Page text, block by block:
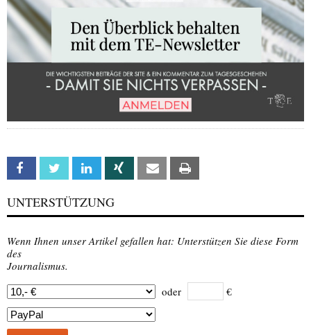
Facebook Twitter Linkedin Xing Email
UNTERSTÜTZUNG
Wenn Ihnen unser Artikel gefallen hat: Unterstützen Sie diese Form
des
Journalismus.
oder
€